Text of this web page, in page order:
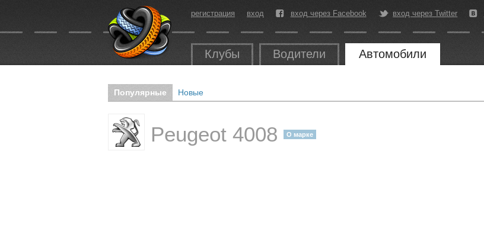
регистрация вход вход через Facebook вход через Twitter
Клубы Водители Автомобили
Популярные Новые
Peugeot 4008 О марке